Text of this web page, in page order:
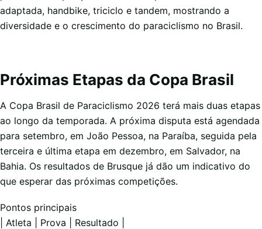
adaptada, handbike, triciclo e tandem, mostrando a
diversidade e o crescimento do paraciclismo no Brasil.
Próximas Etapas da Copa Brasil
A Copa Brasil de Paraciclismo 2026 terá mais duas etapas
ao longo da temporada. A próxima disputa está agendada
para setembro, em João Pessoa, na Paraíba, seguida pela
terceira e última etapa em dezembro, em Salvador, na
Bahia. Os resultados de Brusque já dão um indicativo do
que esperar das próximas competições.
Pontos principais
| Atleta | Prova | Resultado |